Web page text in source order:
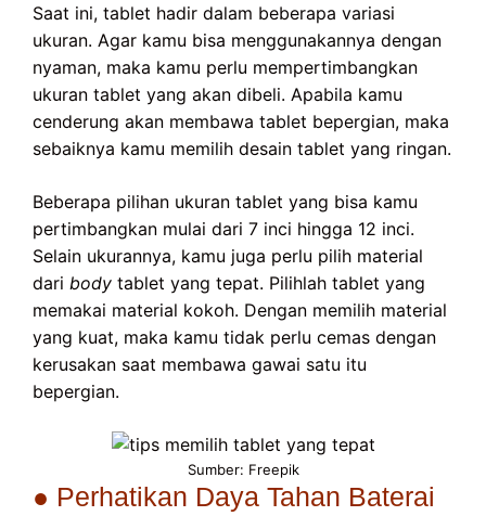
Saat ini, tablet hadir dalam beberapa variasi
ukuran. Agar kamu bisa menggunakannya dengan
nyaman, maka kamu perlu mempertimbangkan
ukuran tablet yang akan dibeli. Apabila kamu
cenderung akan membawa tablet bepergian, maka
sebaiknya kamu memilih desain tablet yang ringan.
Beberapa pilihan ukuran tablet yang bisa kamu
pertimbangkan mulai dari 7 inci hingga 12 inci.
Selain ukurannya, kamu juga perlu pilih material
dari body tablet yang tepat. Pilihlah tablet yang
memakai material kokoh. Dengan memilih material
yang kuat, maka kamu tidak perlu cemas dengan
kerusakan saat membawa gawai satu itu
bepergian.
Sumber: Freepik
● Perhatikan Daya Tahan Baterai